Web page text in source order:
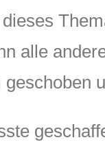
alle